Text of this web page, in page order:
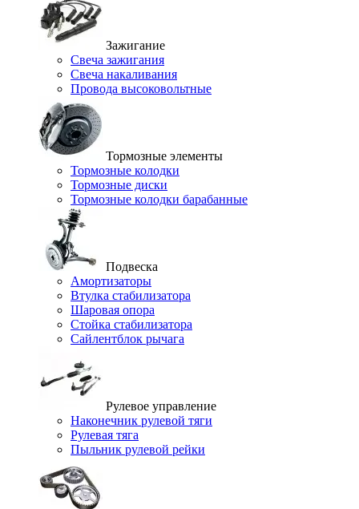
Зажигание
Свеча зажигания
Свеча накаливания
Провода высоковольтные
Тормозные элементы
Тормозные колодки
Тормозные диски
Тормозные колодки барабанные
Подвеска
Амортизаторы
Втулка стабилизатора
Шаровая опора
Стойка стабилизатора
Сайлентблок рычага
Рулевое управление
Наконечник рулевой тяги
Рулевая тяга
Пыльник рулевой рейки